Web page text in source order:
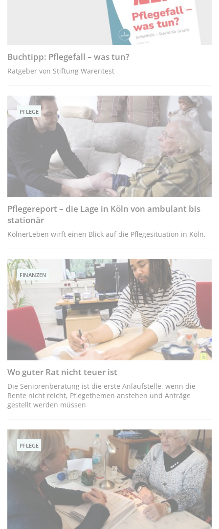
Buchtipp: Pflegefall – was tun?
Ratgeber von Stiftung Warentest
PFLEGE
Pflegereport – die Lage in Köln von ambulant bis
stationär
KölnerLeben wirft einen Blick auf die Pflegesituation in Köln.
FINANZEN
Wo guter Rat nicht teuer ist
Die Seniorenberatung ist die erste Anlaufstelle, wenn die
Rente nicht reicht, Pflegethemen anstehen und Anträge
gestellt werden müssen
PFLEGE